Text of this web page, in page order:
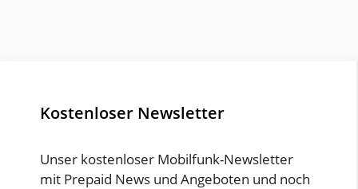
Kostenloser Newsletter
Unser kostenloser Mobilfunk-Newsletter
mit Prepaid News und Angeboten und noch